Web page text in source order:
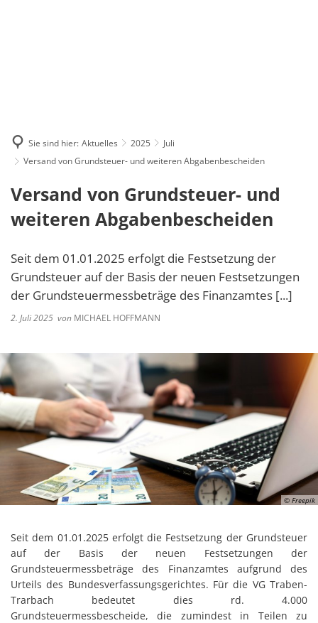
Sie sind hier: Aktuelles 2025
Juli
Versand von Grundsteuer- und weiteren Abgabenbescheiden
Versand von Grundsteuer- und
weiteren Abgabenbescheiden
Seit dem 01.01.2025 erfolgt die Festsetzung der
Grundsteuer auf der Basis der neuen Festsetzungen
der Grundsteuermessbeträge des Finanzamtes [...]
2. Juli 2025 von MICHAEL HOFFMANN
© Freepik
Seit dem 01.01.2025 erfolgt die Festsetzung der Grundsteuer
auf der Basis der neuen Festsetzungen der
Grundsteuermessbeträge des Finanzamtes aufgrund des
Urteils des Bundesverfassungsgerichtes. Für die VG Traben-
Trarbach bedeutet dies rd. 4.000
Grundsteuermessbescheide, die zumindest in Teilen zu